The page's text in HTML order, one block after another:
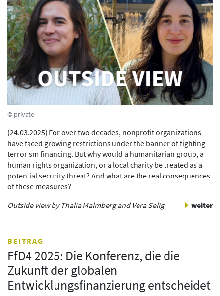
© private
(24.03.2025) For over two decades, nonprofit organizations
have faced growing restrictions under the banner of fighting
terrorism financing. But why would a humanitarian group, a
human rights organization, or a local charity be treated as a
potential security threat? And what are the real consequences
of these measures?
Outside view by Thalia Malmberg and Vera Selig
weiter
BEITRAG
FfD4 2025: Die Konferenz, die die
Zukunft der globalen
Entwicklungsfinanzierung entscheidet